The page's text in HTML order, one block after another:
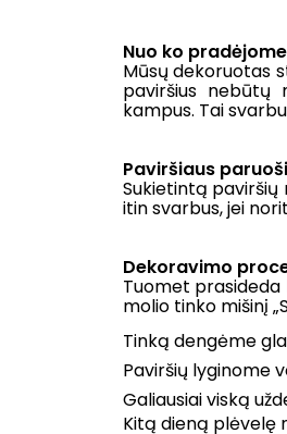
Nuo ko
Mūsų dekoruotas
paviršius nebūtų
kampus. Tai
Paviršiaus
Sukietintą paviršių
itin svarbus, jei
Dekoravimo
Tuomet prasideda
molio tinko mišinį
Tinką dengėme
Paviršių lyginome
Galiausiai viską
Kitą dieną plėvelę